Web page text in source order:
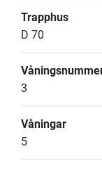
Trapphus
D 70
3
Våningar
5